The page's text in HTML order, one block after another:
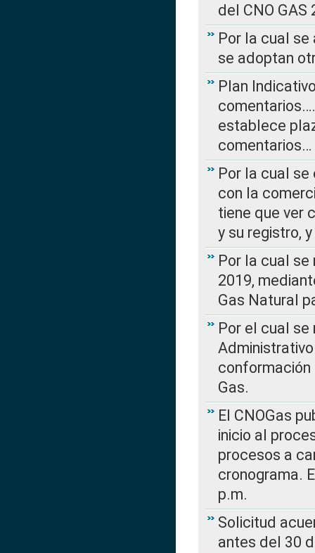
del CNO
Por la cual
se adoptan
Plan
establece
comentarios…
Por la cual
con la
tiene que ver
y su registro,
Por la cual
2019,
Gas Natural
Por el cual
conformación
Gas.
El CNOGas
inicio al
procesos a
cronograma.
p.m.
Solicitud
antes del 30